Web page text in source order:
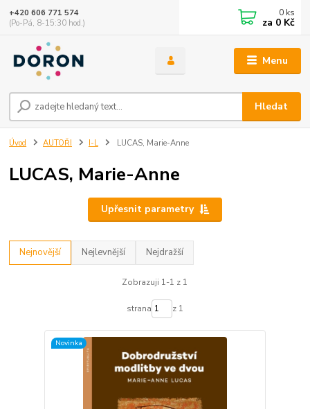
Menu
Hledat
+420 606 771 574
(Po-Pá, 8-15:30 hod.)
0 ks
za 0 Kč
Úvod AUTOŘI I-L LUCAS, Marie-Anne
LUCAS, Marie-Anne
Upřesnit parametry
Nejnovější Nejlevnější Nejdražší
Zobrazuji 1-1 z 1
strana z 1
Novinka